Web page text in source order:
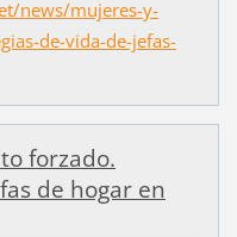
news/mujeres-y-
de-vida-de-jefas-
forzado.
de hogar en